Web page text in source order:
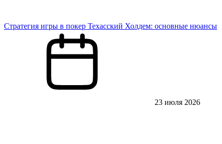
Стратегия игры в покер Техасский Холдем: основные нюансы
23 июля 2026